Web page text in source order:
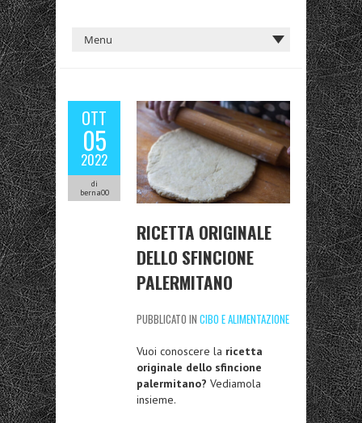
OTT
05
2022
di
berna00
RICETTA ORIGINALE
DELLO SFINCIONE
PALERMITANO
PUBBLICATO IN CIBO E ALIMENTAZIONE
Vuoi conoscere la ricetta
originale dello sfincione
palermitano? Vediamola
insieme.